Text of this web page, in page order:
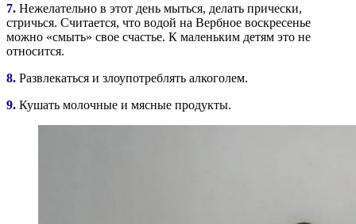
7. Нежелательно в этот день мыться, делать прически,
стричься. Считается, что водой на Вербное воскресенье
можно «смыть» свое счастье. К маленьким детям это не
относится.
8. Развлекаться и злоупотреблять алкоголем.
9. Кушать молочные и мясные продукты.